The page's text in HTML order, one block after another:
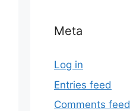
Meta
Log in
Entries feed
Comments feed